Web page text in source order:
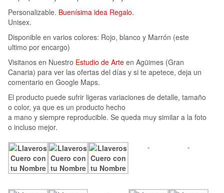
Personalizable. Buenísima idea Regalo.
Unisex.
Disponible en varios colores: Rojo, blanco y Marrón (este
ultimo por encargo)
Visitanos en Nuestro Estudio de Arte en Agüimes (Gran
Canaria) para ver las ofertas del días y si te apetece, deja un
comentario en Google Maps.
El producto puede sufrir ligeras variaciones de detalle, tamaño
o color, ya que es un producto hecho
a mano y siempre reproducible. Se queda muy similar a la foto
o incluso mejor.